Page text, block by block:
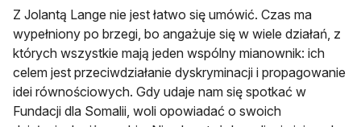
Z Jolantą Lange nie jest łatwo się umówić. Czas ma
wypełniony po brzegi, bo angażuje się w wiele działań, z
których wszystkie mają jeden wspólny mianownik: ich
celem jest przeciwdziałanie dyskryminacji i propagowanie
idei równościowych. Gdy udaje nam się spotkać w
Fundacji dla Somalii, woli opowiadać o swoich